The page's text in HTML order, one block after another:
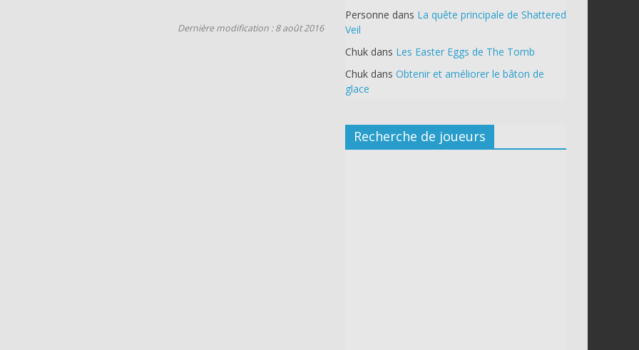
Dernière modification : 8 août 2016
Personne dans La quête principale de Shattered
Veil
Chuk dans Les Easter Eggs de The Tomb
Chuk dans Obtenir et améliorer le bâton de
glace
Recherche de joueurs